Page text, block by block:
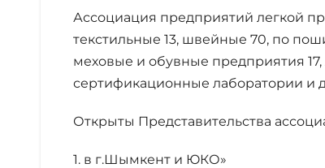
Ассоциация предприятий легкой
текстильные 13, швейные 70, по
меховые и обувные предприятия
сертификационные лаборатории и
Открыты Представительства
1. в г.Шымкент и ЮКО»